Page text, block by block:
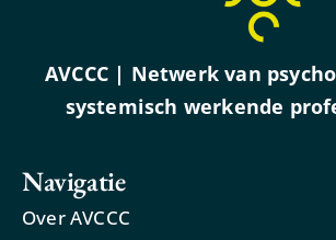
AVCCC | Netwerk van
systemisch werkende
Navigatie
Over AVCCC